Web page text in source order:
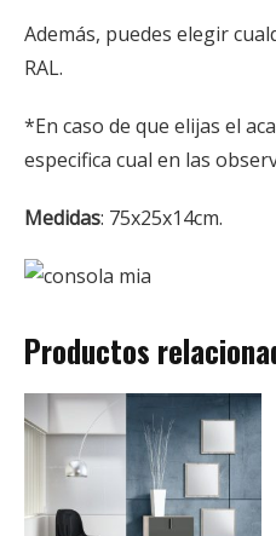
Además, puedes elegir
RAL.
*En caso de que elijas el
especifica cual en las
Medidas: 75x25x14cm.
Productos